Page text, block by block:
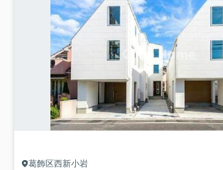
葛飾区西新小岩